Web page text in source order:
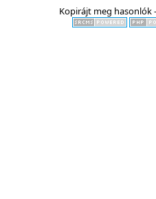
Kopirájt meg hasonlók